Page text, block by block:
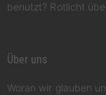
benutzt? Rotlicht
Über uns
Woran wir glauben